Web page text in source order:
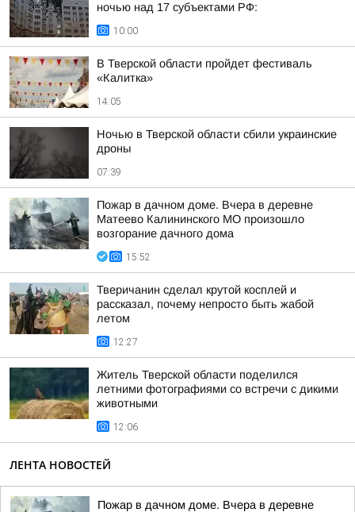
ночью над 17 субъектами РФ:
10:00
В Тверской области пройдет фестиваль
«Калитка»
14:05
Ночью в Тверской области сбили украинские
дроны
07:39
Пожар в дачном доме. Вчера в деревне
Матеево Калининского МО произошло
возгорание дачного дома
15:52
Тверичанин сделал крутой косплей и
рассказал, почему непросто быть жабой
летом
12:27
Житель Тверской области поделился
летними фотографиями со встречи с дикими
животными
12:06
ЛЕНТА НОВОСТЕЙ
Пожар в дачном доме. Вчера в деревне